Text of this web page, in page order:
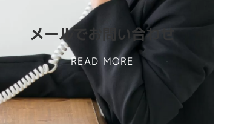
メールでお問い合わせ
READ MORE